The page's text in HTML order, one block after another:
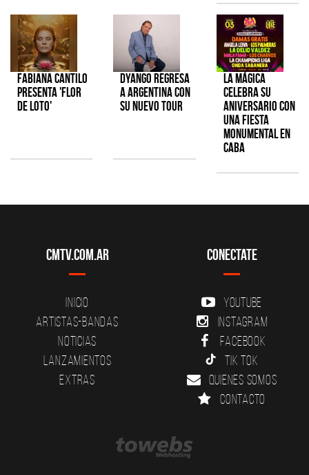
Fabiana Cantilo
presenta 'Flor
de Loto'
Dyango regresa
a Argentina con
su nuevo tour
La Mágica
celebra su
aniversario con
una fiesta
monumental en
CABA
CMTV.com.ar
Inicio
Artistas-Bandas
Noticias
Lanzamientos
Extras
Conectate
YouTube
Instagram
Facebook
Tik Tok
Quienes somos
Contacto